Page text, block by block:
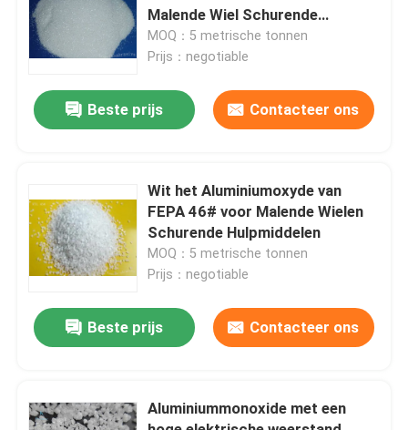
Over ons
Kwaliteitscontrole
Neem contact met ons op
Nieuws
Gevallen
Gesmolten Aluminiumoxyde
Malende Wiel Schurende
Hulpmiddelen > 99%
MOQ：5 metrische tonnen
Prijs：negotiable
Beste prijs Contacteer ons
Wit het Aluminiumoxyde van
FEPA 46# voor Malende Wielen
Schurende Hulpmiddelen
MOQ：5 metrische tonnen
Prijs：negotiable
Beste prijs Contacteer ons
Aluminiummonoxide met een